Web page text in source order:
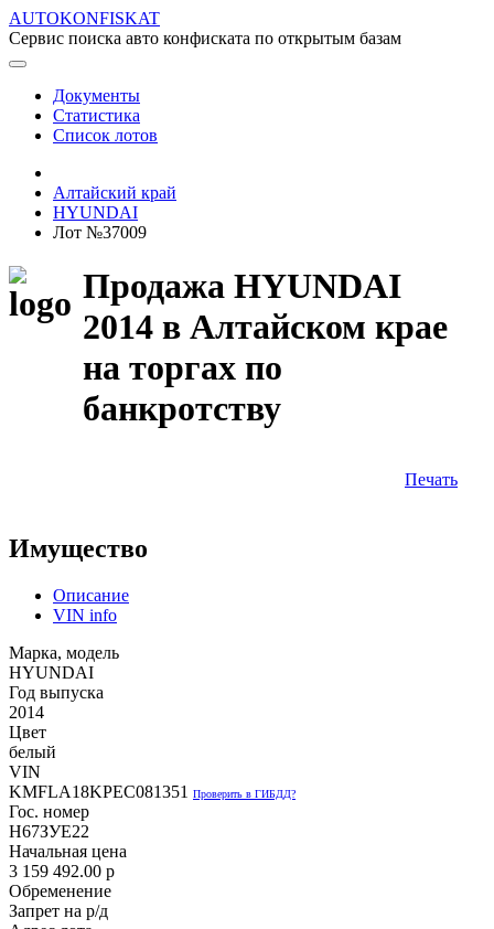
AUTOKONFISKAT
Сервис поиска авто конфиската по открытым базам
Документы
Статистика
Список лотов
Алтайский край
HYUNDAI
Лот №37009
Продажа HYUNDAI
2014 в Алтайском крае
на торгах по
банкротству
Печать
Имущество
Описание
VIN info
Марка, модель
HYUNDAI
Год выпуска
2014
Цвет
белый
VIN
KMFLA18KPEC081351
Проверить в ГИБДД?
Гос. номер
Н67ЗУЕ22
Начальная цена
3 159 492.00 p
Обременение
Запрет на р/д